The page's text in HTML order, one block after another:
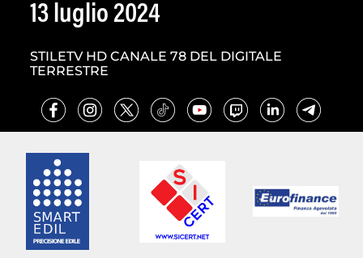
13 luglio 2024
STILETV HD CANALE 78 DEL DIGITALE
TERRESTRE